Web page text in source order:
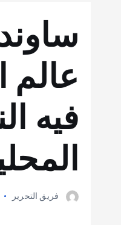
عالم
فيه
فريق التحرير